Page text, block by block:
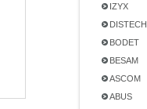
IZYX
DISTECH
BODET
BESAM
ASCOM
ABUS